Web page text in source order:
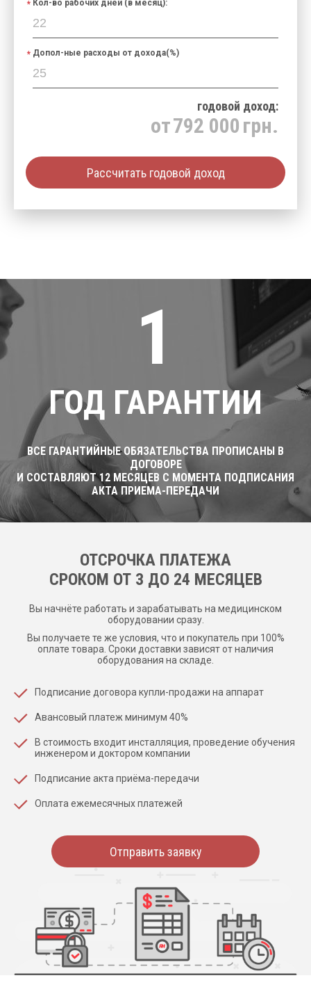
Кол-во рабочих дней (в месяц):
Допол-ные расходы от дохода(%)
годовой доход:
от792 000 грн.
Рассчитать годовой доход
1
ГОД ГАРАНТИИ
ВСЕ ГАРАНТИЙНЫЕ ОБЯЗАТЕЛЬСТВА ПРОПИСАНЫ В
ДОГОВОРЕ
И СОСТАВЛЯЮТ 12 МЕСЯЦЕВ С МОМЕНТА ПОДПИСАНИЯ
АКТА ПРИЕМА-ПЕРЕДАЧИ
ОТСРОЧКА ПЛАТЕЖА
CРОКОМ ОТ 3 ДО 24 МЕСЯЦЕВ
Вы начнёте работать и зарабатывать на медицинском
оборудовании сразу.
Вы получаете те же условия, что и покупатель при 100%
оплате товара. Сроки доставки зависят от наличия
оборудования на складе.
Подписание договора купли-продажи на аппарат
Авансовый платеж минимум 40%
В стоимость входит инсталляция, проведение обучения
инженером и доктором компании
Подписание акта приёма-передачи
Оплата ежемесячных платежей
Отправить заявку